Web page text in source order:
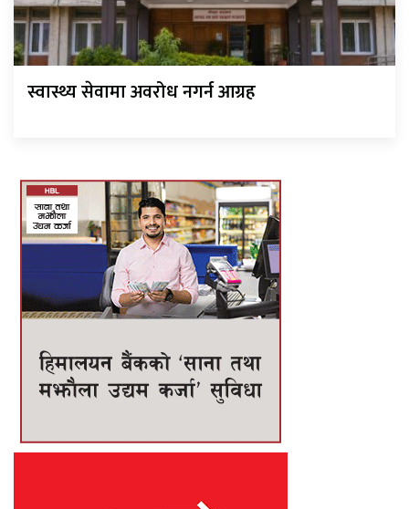
स्वास्थ्य सेवामा अवरोध नगर्न आग्रह